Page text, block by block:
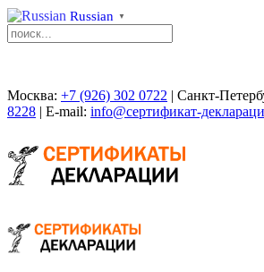
Russian ▼
Москва: +7 (926) 302 0722 | Санкт-
8228 | E-mail: info@сертификат-